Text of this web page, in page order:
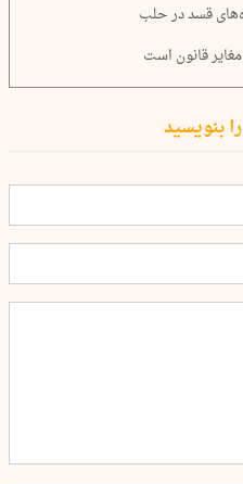
قسد در حلب
قانون است
بنویسید